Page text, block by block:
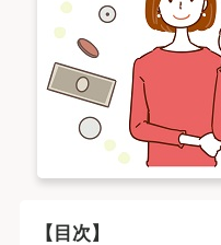
【目次】